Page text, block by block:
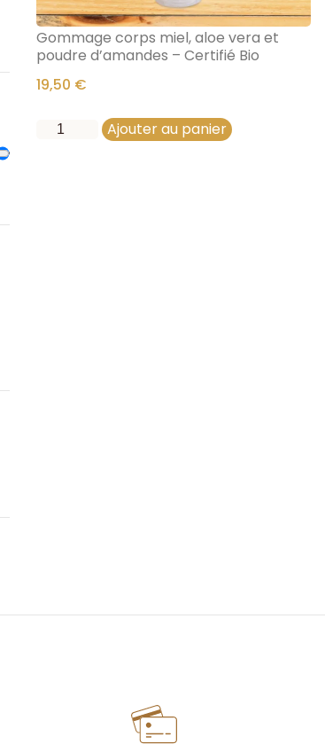
Gommage corps miel, aloe vera et
poudre d’amandes – Certifié Bio
19,50 €
Ajouter au panier